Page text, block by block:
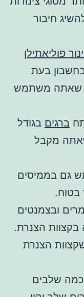
חיבור
פוליאתילן
בעת
שאתה משתמש
ברגים בגודל
שאתה מקבל
גם בממיסים
בטוח.
ובצמנטים
בקצוות הצנרת.
הצנרת
כמה שלבים